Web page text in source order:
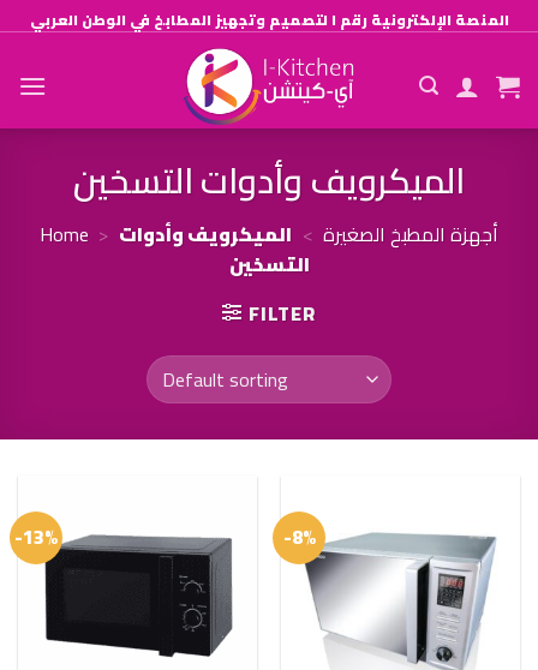
to
content
المنصة الإلكترونية رقم ١ لتصميم وتجهيز المطابخ في الوطن العربي
الميكرويف وأدوات التسخين
Home > أجهزة المطبخ الصغيرة > الميكرويف وأدوات
التسخين
FILTER
-13% -8%